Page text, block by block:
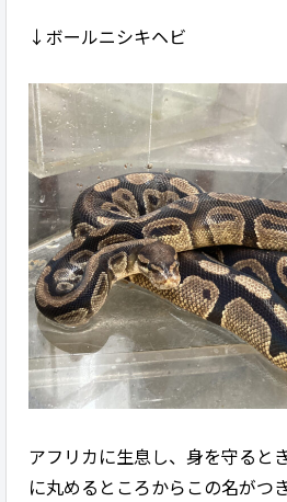
↓ボールニシキヘビ
アフリカに生息し、身を守ると
に丸めるところからこの名がつ